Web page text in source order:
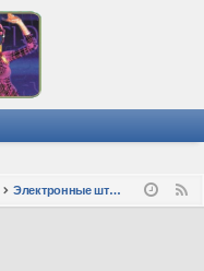
Электронные штучки